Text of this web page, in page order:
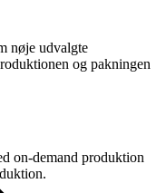
nøje udvalgte
og pakningen
on-demand produktion